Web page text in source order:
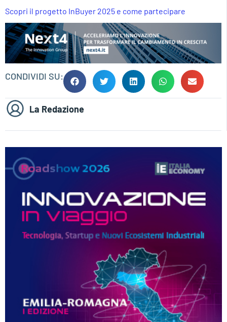
Scopri il progetto InBuyer 2025 e come partecipare
CONDIVIDI SU:
La Redazione